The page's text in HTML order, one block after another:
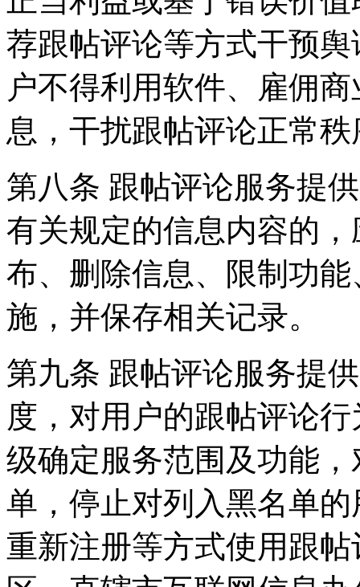
荐跟帖评论等方式干预
户不得利用软件、雇佣
息，干扰跟帖评论正常
第八条 跟帖评论服务提
有关规定的信息内容的
布、删除信息、限制功
施，并保存相关记录。
第九条 跟帖评论服务提
度，对用户的跟帖评论
级确定服务范围及功能
单，停止对列入黑名单
重新注册等方式使用跟